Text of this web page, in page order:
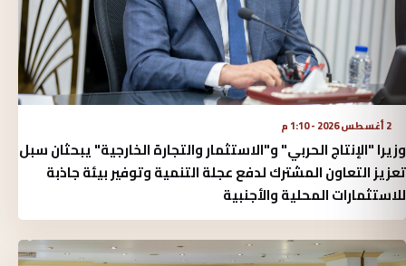
2 أغسطس 2026 - 1:10 م
وزيرا "الإنتاج الحربي" و"الاستثمار والتجارة الخارجية" يبحثان سبل
تعزيز التعاون المشترك لدفع عجلة التنمية وتوفير بيئة جاذبة
للاستثمارات المحلية والأجنبية